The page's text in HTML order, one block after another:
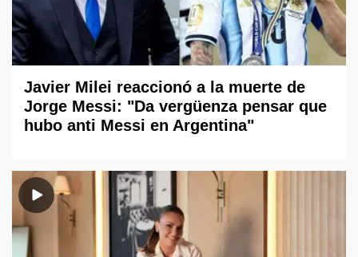
Javier Milei reaccionó a la muerte de
Jorge Messi: "Da vergüenza pensar que
hubo anti Messi en Argentina"